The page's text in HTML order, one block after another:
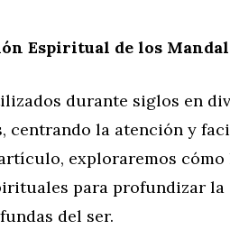
Espiritual de los
durante siglos en
centrando la atención y
exploraremos cómo
para profundizar
del ser.